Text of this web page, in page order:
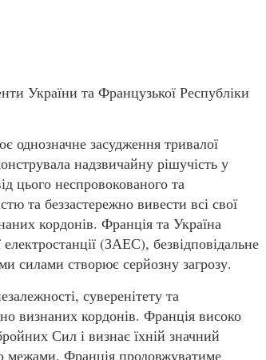
України та Французької Республіки
однозначне засудження тривалої
надзвичайну рішучість у
цього неспровокованого та
та беззастережно вивести всі свої
кордонів. Франція та Україна
(ЗАЕС), безвідповідальне
силами створює серйозну загрозу.
суверенітету та
визнаних кордонів. Франція високо
Сил і визнає їхній значний
межами. Франція продовжуватиме